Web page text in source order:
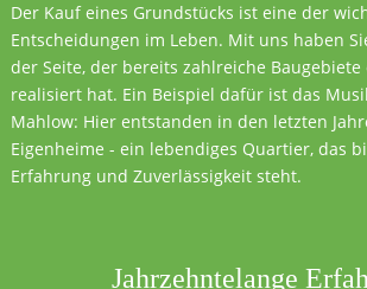
Der Kauf eines Grundstücks ist eine der
Entscheidungen im Leben. Mit uns haben
der Seite, der bereits zahlreiche
realisiert hat. Ein Beispiel dafür ist das
Mahlow: Hier entstanden in den letzten
Eigenheime - ein lebendiges Quartier, das
Erfahrung und Zuverlässigkeit steht.
Jahrzehntelange